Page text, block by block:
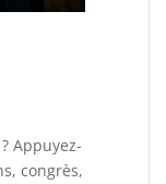
Appuyez-
congrès,